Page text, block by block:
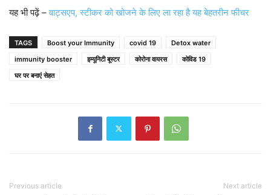
यह भी पढ़ें –वाट्सएप, स्टीकर को खोजने के लिए ला रहा है यह बेहतरीन फीचर
TAGS Boost your Immunity covid 19
Detox water
immunity booster
इम्यूनिटी बूस्टर कोरोना वायरस
कोविड 19
घर पर बनाएं सेहत
Previous article Next article